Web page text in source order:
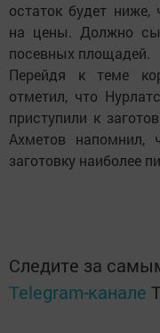
остаток будет ниже,
на цены. Должно
посевных площадей.
Перейдя к теме
отметил, что
приступили к
Ахметов напомнил,
заготовку наиболее
Следите за
Telegram-канале